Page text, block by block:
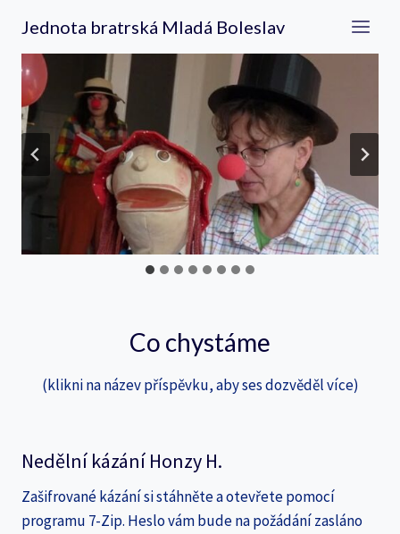
obsah
Jednota bratrská Mladá Boleslav
Co chystáme
(klikni na název příspěvku, aby ses dozvěděl více)
Nedělní kázání Honzy H.
Zašifrované kázání si stáhněte a otevřete pomocí
programu 7-Zip. Heslo vám bude na požádání zasláno